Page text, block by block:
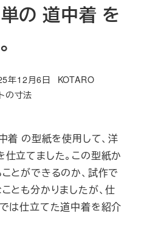
の 道中着 を
年12月6日
著
KOTARO
の寸法
着 の型紙を使用して、洋
立てました。この型紙か
とができるのか、試作で
とも分かりましたが、仕
は仕立てた道中着を紹介